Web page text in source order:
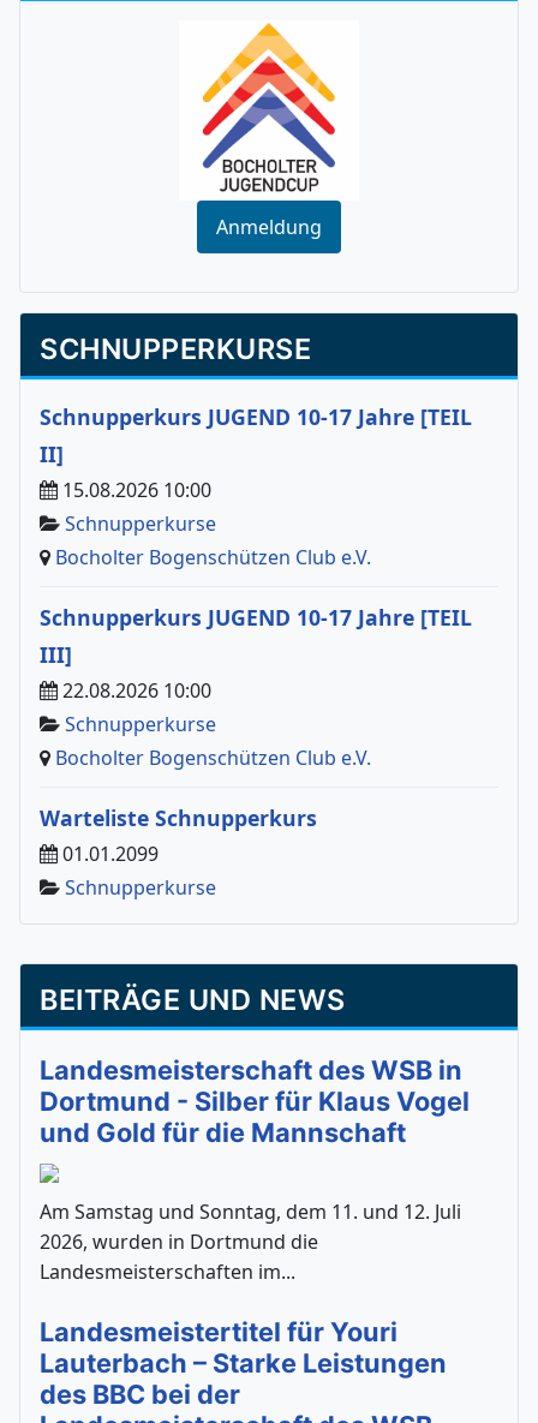
BEITRÄGE UND NEWS
Landesmeisterschaft des WSB in
Dortmund - Silber für Klaus Vogel
und Gold für die Mannschaft
Am Samstag und Sonntag, dem 11. und 12. Juli
2026, wurden in Dortmund die
Landesmeisterschaften im...
Landesmeistertitel für Youri
Lauterbach – Starke Leistungen
des BBC bei der
Anmeldung
SCHNUPPERKURSE
Schnupperkurs JUGEND 10-17 Jahre [TEIL
II]
15.08.2026 10:00
Schnupperkurse
Bocholter Bogenschützen Club e.V.
Schnupperkurs JUGEND 10-17 Jahre [TEIL
III]
22.08.2026 10:00
Schnupperkurse
Bocholter Bogenschützen Club e.V.
Warteliste Schnupperkurs
01.01.2099
Schnupperkurse